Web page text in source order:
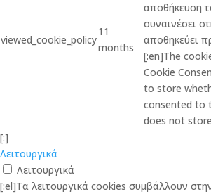
viewed_cookie_policy
11
months
αποθήκευση
συναινέσει
αποθηκεύει
[:en]The
Cookie
to store
consented to
does not
[:]
Λειτουργικά
Λειτουργικά
[:el]Τα λειτουργικά cookies συμβάλλουν